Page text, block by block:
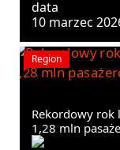
10 marzec
Region
Rekordowy rok
1,28 mln